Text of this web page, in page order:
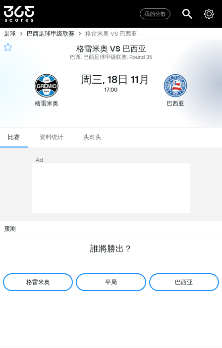
我的分数
足球 巴西足球甲级联赛 格雷米奥 VS 巴西亚
格雷米奥 VS 巴西亚
巴西, 巴西足球甲级联赛, Round 35
格雷米奥
周三, 18日 11月
17:00
巴西亚
比赛 资料统计 头对头
Ad
预测
誰將勝出？
格雷米奥 平局 巴西亚